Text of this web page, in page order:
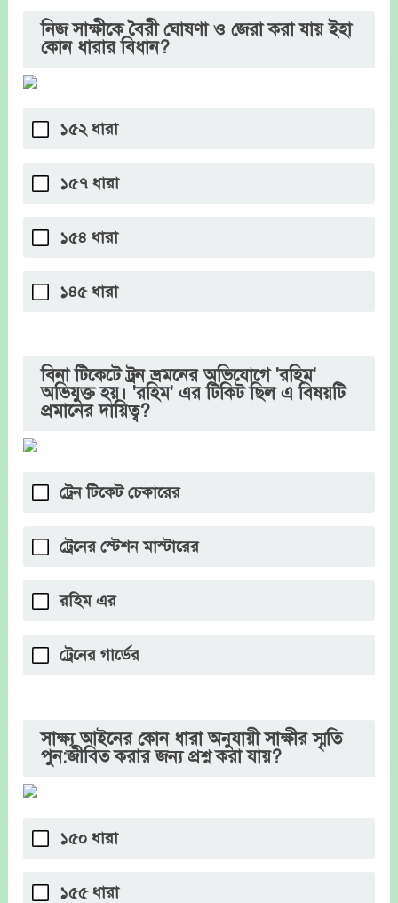
নিজ সাক্ষীকে বৈরী ঘোষণা ও জেরা করা যায় ইহা
কোন ধারার বিধান?
১৫২ ধারা
১৫৭ ধারা
১৫৪ ধারা
১৪৫ ধারা
বিনা টিকেটে ট্রন ভ্রমনের অভিযোগে 'রহিম'
অভিযুক্ত হয়। 'রহিম' এর টিকিট ছিল এ বিষয়টি
প্রমানের দায়িত্ব?
ট্রেন টিকেট চেকারের
ট্রেনের স্টেশন মাস্টারের
রহিম এর
ট্রেনের গার্ডের
সাক্ষ্য আইনের কোন ধারা অনুযায়ী সাক্ষীর স্মৃতি
পুন:জীবিত করার জন্য প্রশ্ন করা যায়?
১৫০ ধারা
১৫৫ ধারা